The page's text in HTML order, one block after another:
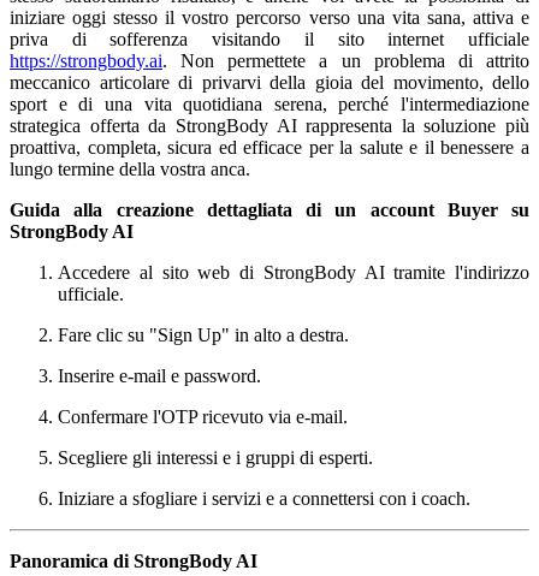
iniziare oggi stesso il vostro percorso verso una vita sana, attiva e
priva di sofferenza visitando il sito internet ufficiale
https://strongbody.ai. Non permettete a un problema di attrito
meccanico articolare di privarvi della gioia del movimento, dello
sport e di una vita quotidiana serena, perché l'intermediazione
strategica offerta da StrongBody AI rappresenta la soluzione più
proattiva, completa, sicura ed efficace per la salute e il benessere a
lungo termine della vostra anca.
Guida alla creazione dettagliata di un account Buyer su
StrongBody AI
Accedere al sito web di StrongBody AI tramite l'indirizzo
ufficiale.
Fare clic su "Sign Up" in alto a destra.
Inserire e-mail e password.
Confermare l'OTP ricevuto via e-mail.
Scegliere gli interessi e i gruppi di esperti.
Iniziare a sfogliare i servizi e a connettersi con i coach.
Panoramica di StrongBody AI